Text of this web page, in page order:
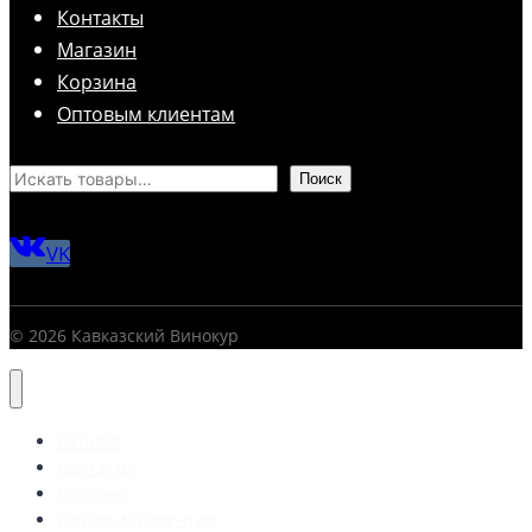
Контакты
Магазин
Корзина
Оптовым клиентам
Поиск
VK
© 2026 Кавказский Винокур